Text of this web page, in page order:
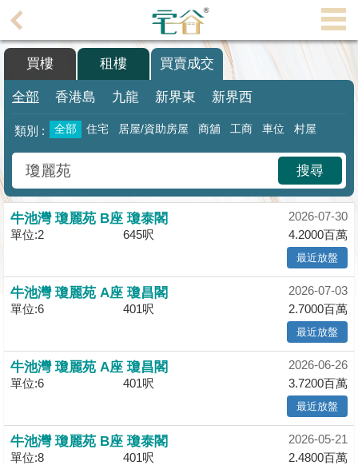
理
主
搵
樓/
成
交
業
主
盤
宅
按
揭
產
博
買樓 租樓 買賣成交
全部 香港島 九龍 新界東 新界西
類別 : 全部 住宅 居屋/資助房屋 商舖 工商 車位 村屋
搜尋
牛池灣 瓊麗苑 B座 瓊泰閣
2026-07-30
單位:2
645呎 4.2000百萬
最近放盤
牛池灣 瓊麗苑 A座 瓊昌閣
2026-07-03
單位:6
401呎 2.7000百萬
最近放盤
牛池灣 瓊麗苑 A座 瓊昌閣
2026-06-26
單位:6
401呎 3.7200百萬
最近放盤
牛池灣 瓊麗苑 B座 瓊泰閣
2026-05-21
單位:8
401呎 2.4800百萬